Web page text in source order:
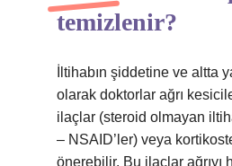
temizlenir?
İltihabın şiddetine ve altta
olarak doktorlar ağrı
ilaçlar (steroid olmayan
– NSAID’ler) veya
önerebilir. Bu ilaçlar ağrıyı